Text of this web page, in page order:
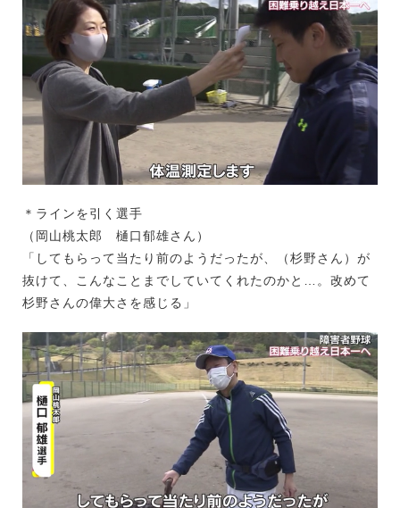
＊ラインを引く選手
（岡山桃太郎 樋口郁雄さん）
「してもらって当たり前のようだったが、（杉野さん）が
抜けて、こんなことまでしていてくれたのかと…。改めて
杉野さんの偉大さを感じる」